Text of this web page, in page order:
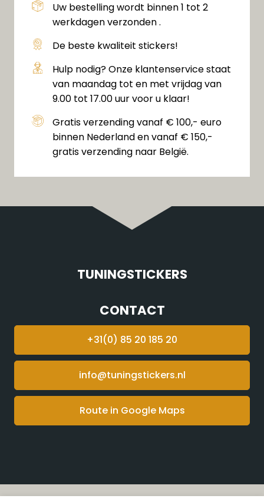
Uw bestelling wordt binnen 1 tot 2
werkdagen verzonden .
De beste kwaliteit stickers!
Hulp nodig? Onze klantenservice staat
van maandag tot en met vrijdag van
9.00 tot 17.00 uur voor u klaar!
Gratis verzending vanaf € 100,- euro
binnen Nederland en vanaf € 150,-
gratis verzending naar België.
TUNINGSTICKERS
CONTACT
+31(0) 85 20 185 20
info@tuningstickers.nl
Route in Google Maps